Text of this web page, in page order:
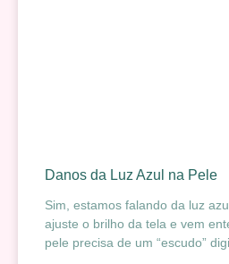
Danos da Luz Azul na Pele
Sim, estamos falando da luz
ajuste o brilho da tela e vem
pele precisa de um “escudo”